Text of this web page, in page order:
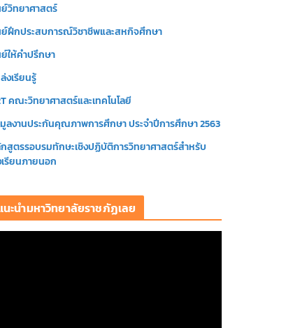
วิทยาศาสตร์
ฝึกประสบการณ์วิชาชีพและสหกิจศึกษา
ให้คำปรึกษา
งเรียนรู้
คณะวิทยาศาสตร์และเทคโนโลยี
ลงานประกันคุณภาพการศึกษา ประจำปีการศึกษา 2563
สูตรรอบรมทักษะเชิงปฏิบัติการวิทยาศาสตร์สำหรับ
เรียนภายนอก
นะนำมหาวิทยาลัยราชภัฏเลย